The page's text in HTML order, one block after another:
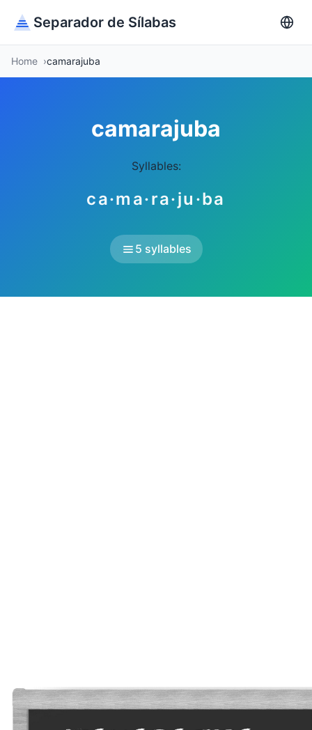
Separador de Sílabas
Home camarajuba
camarajuba
Syllables:
ca·ma·ra·ju·ba
5 syllables